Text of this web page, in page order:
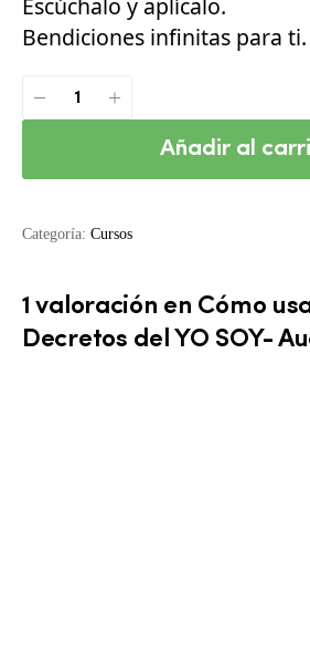
Escúchalo y aplícalo.
Bendiciones infinitas para ti.
Añadir al
Categoría: Cursos
1 valoración en Cómo
Decretos del YO SOY-